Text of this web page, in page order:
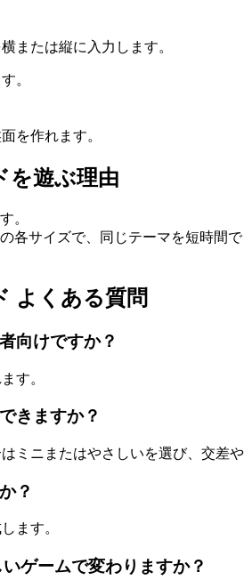
または縦に入力します。
。
を作れます。
を遊ぶ理由
。
各サイズで、同じテーマを短時間
よくある質問
向けですか？
す。
きますか？
ミニまたはやさしいを選び、交差
？
ます。
ゲームで変わりますか？